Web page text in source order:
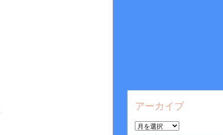
アーカイブ
ア